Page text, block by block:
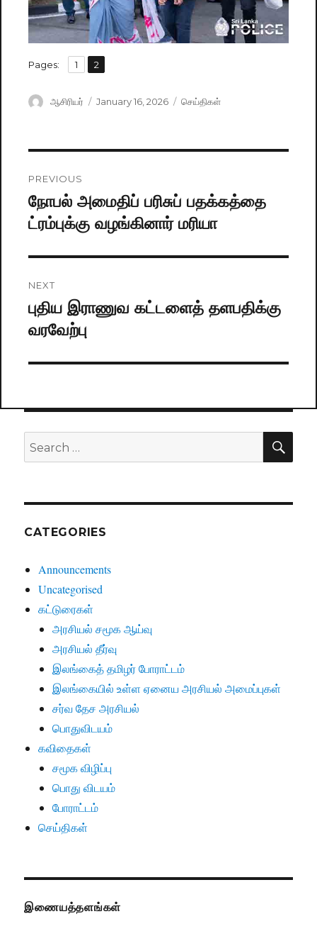
Pages: Page
1 ,
Page
2
Author
ஆசிரியர்
Posted
January 16, 2026 Categories
செய்திகள்
navigation
PREVIOUS
Previous
post:
நோபல் அமைதிப் பரிசுப் பதக்கத்தை
ட்ரம்புக்கு வழங்கினார் மரியா
NEXT
Next
post:
புதிய இராணுவ கட்டளைத் தளபதிக்கு
வரவேற்பு
Search
for:
CATEGORIES
Announcements
Uncategorised
கட்டுரைகள்
அரசியல் சமூக ஆய்வு
அரசியல் தீர்வு
இலங்கைத் தமிழர் போராட்டம்
இலங்கையில் உள்ள ஏனைய அரசியல் அமைப்புகள்
சர்வ தேச அரசியல்
பொதுவிடயம்
கவிதைகள்
சமூக விழிப்பு
பொது விடயம்
போராட்டம்
செய்திகள்
இணையத்தளங்கள்